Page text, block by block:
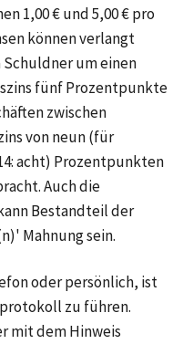
1,00 € und 5,00 € pro
können verlangt
um einen
fünf Prozentpunkte
zwischen
von neun (für
acht) Prozentpunkten
Auch die
Bestandteil der
Mahnung sein.
oder persönlich, ist
zu führen.
mit dem Hinweis